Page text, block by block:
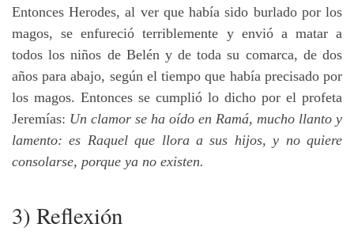
Entonces Herodes, al ver que había sido burlado por los
magos, se enfureció terriblemente y envió a matar a
todos los niños de Belén y de toda su comarca, de dos
años para abajo, según el tiempo que había precisado por
los magos. Entonces se cumplió lo dicho por el profeta
Jeremías: Un clamor se ha oído en Ramá, mucho llanto y
lamento: es Raquel que llora a sus hijos, y no quiere
consolarse, porque ya no existen.
3) Reflexión